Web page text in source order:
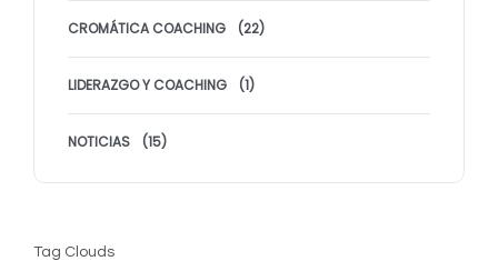
CROMÁTICA COACHING (22)
LIDERAZGO Y COACHING (1)
NOTICIAS (15)
Tag Clouds